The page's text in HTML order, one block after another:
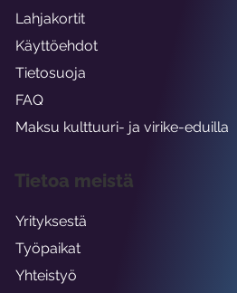
Lahjakortit
Käyttöehdot
Tietosuoja
FAQ
Maksu kulttuuri- ja virike-eduilla
Tietoa meistä
Yrityksestä
Työpaikat
Yhteistyö